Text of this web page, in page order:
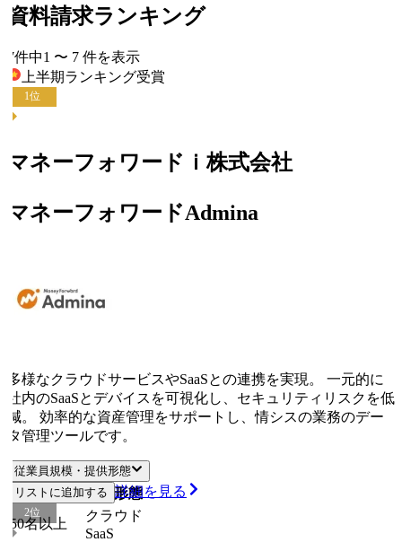
料請求ランキング
件中1〜7件を表示
上半期ランキング受賞
位
ネーフォワードｉ株式会社
ネーフォワードAdmina
様なクラウドサービスやSaaSとの連携を実現。 一元的に
内のSaaSとデバイスを可視化し、セキュリティリスクを低
。 効率的な資産管理をサポートし、情シスの業務のデー
管理ツールです。
従業員規模・提供形態
業員規模 提供形態
名以上
クラウド
SaaS
リストに追加する 詳細を見る
位